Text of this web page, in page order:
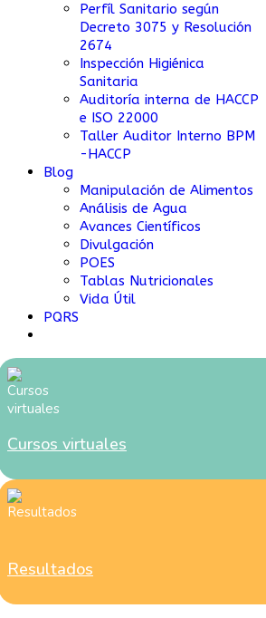
Perfíl Sanitario según
Decreto 3075 y Resolución
2674
Inspección Higiénica
Sanitaria
Auditoría interna de HACCP
e ISO 22000
Taller Auditor Interno BPM
-HACCP
Blog
Manipulación de Alimentos
Análisis de Agua
Avances Científicos
Divulgación
POES
Tablas Nutricionales
Vida Útil
PQRS
Cursos virtuales
Resultados